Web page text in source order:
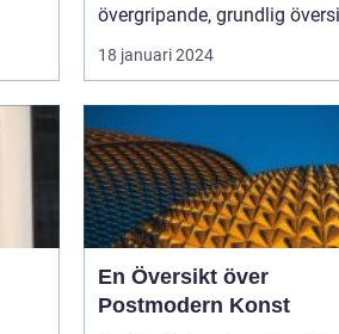
övergripande, grundlig
18 januari 2024
En Översikt över
Postmodern Konst